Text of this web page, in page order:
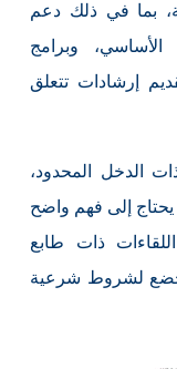
بما في ذلك دعم
وبرامج
إرشادات تتعلق
الدخل المحدود،
إلى فهم واضح
ذات طابع
تخضع لشروط شرعية